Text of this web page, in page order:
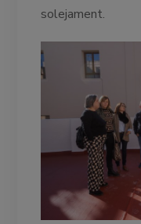
solejament.